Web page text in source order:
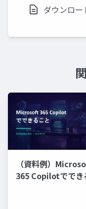
ダウンロ
（資料例）
365 Copilotででき